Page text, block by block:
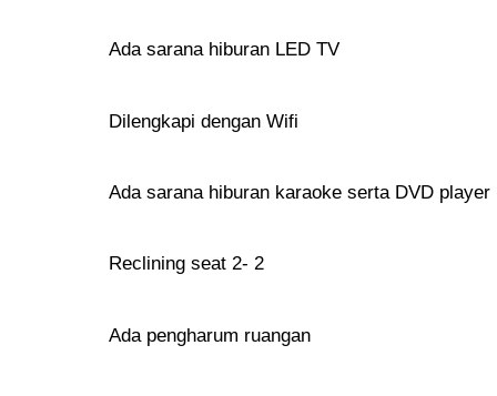
Ada sarana hiburan LED TV
Dilengkapi dengan Wifi
Ada sarana hiburan karaoke serta DVD player
Reclining seat 2- 2
Ada pengharum ruangan